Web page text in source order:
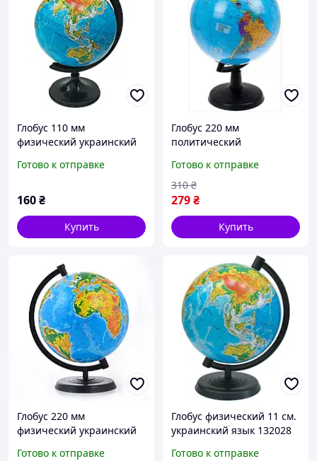
Глобус 110 мм
физический украинский
Готово к отправке
160₴
Купить
Глобус 220 мм
политический
Готово к отправке
279₴
310 ₴
Купить
Глобус 220 мм
физический украинский
Готово к отправке
Глобус физический 11 см.
украинский язык 132028
Готово к отправке